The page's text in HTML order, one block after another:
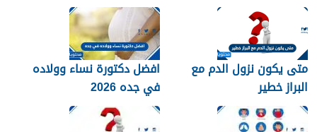
متى يكون نزول الدم مع
البراز خطير
افضل دكتورة نساء وولاده
في جده 2026